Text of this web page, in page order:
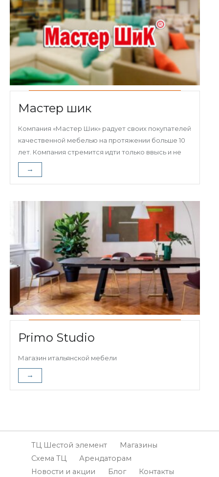
Мастер шик
Компания «Мастер Шик» радует своих покупателей
качественной мебелью на протяжении больше 10
лет. Компания стремится идти только ввысь и не
→
Primo Studio
Магазин итальянской мебели
→
ТЦ Шестой элемент
Магазины
Схема ТЦ
Арендаторам
Новости и акции
Блог Контакты